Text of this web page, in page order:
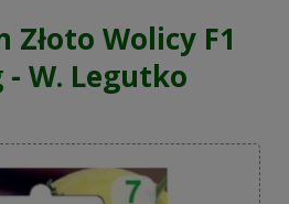
Złoto Wolicy F1
- W. Legutko